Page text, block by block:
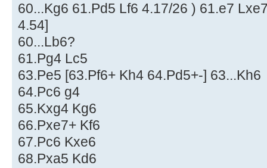
60...Kg6 61.Pd5 Lf6 4.17/26 ) 61.e7
4.54]
60...Lb6?
61.Pg4 Lc5
63.Pe5 [63.Pf6+ Kh4 64.Pd5+-] 63...Kh6
64.Pc6 g4
65.Kxg4 Kg6
66.Pxe7+ Kf6
67.Pc6 Kxe6
68.Pxa5 Kd6